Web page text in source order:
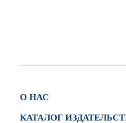
О НАС
КАТАЛОГ